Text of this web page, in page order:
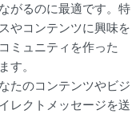
がるのに最適です。特
やコンテンツに興味を
ミュニティを作った
す。
たのコンテンツやビジ
レクトメッセージを送